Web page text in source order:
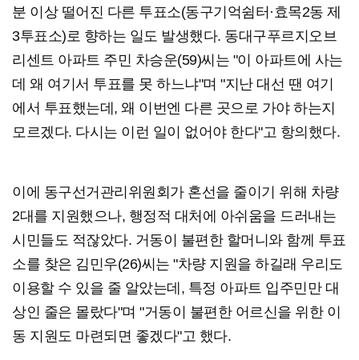
분 이상 떨어진 다른 투표소(동구기억쉼터·효목2동 제
3투표소)로 향하는 일도 발생했다. 동대구푸르지오브
리센트 아파트 주민 차승운(59)씨는 "이 아파트에 사는
데 왜 여기서 투표를 못 하느냐"며 "지난 대선 땐 여기
에서 투표했는데, 왜 이번엔 다른 곳으로 가야 하는지
모르겠다. 다시는 이런 일이 없어야 한다"고 항의했다.
이에 동구선거관리위원회가 혼선을 줄이기 위해 차량
2대를 지원했으나, 행정적 대처에 아쉬움을 드러내는
시민들도 적잖았다. 거동이 불편한 할머니와 함께 투표
소를 찾은 김민우(26)씨는 "차량 지원을 하길래 우리도
이용할 수 있을 줄 알았는데, 특정 아파트 입주민만 대
상인 줄은 몰랐다"며 "거동이 불편한 어르신을 위한 이
동 지원도 마련되면 좋겠다"고 했다.